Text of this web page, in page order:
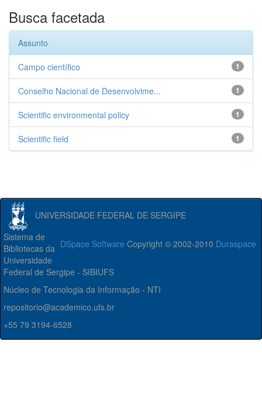
Busca facetada
Assunto
1
Campo científico
1
Conselho Nacional de Desenvolvime...
1
Scientific environmental policy
1
Scientific field
UNIVERSIDADE FEDERAL DE SERGIPE
DSpace Software Copyright © 2002-2010 Duraspace
Sistema de
Bibliotecas da
Universidade
Federal de Sergipe - SIBIUFS
Núcleo de Tecnologia da Informação - NTI
repositorio@academico.ufs.br
+55 79 3194-6528